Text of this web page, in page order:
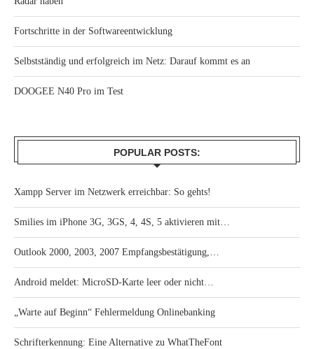
Fortschritte in der Softwareentwicklung
Selbstständig und erfolgreich im Netz: Darauf kommt es an
DOOGEE N40 Pro im Test
POPULAR POSTS:
Xampp Server im Netzwerk erreichbar: So gehts!
Smilies im iPhone 3G, 3GS, 4, 4S, 5 aktivieren mit…
Outlook 2000, 2003, 2007 Empfangsbestätigung,…
Android meldet: MicroSD-Karte leer oder nicht…
„Warte auf Beginn“ Fehlermeldung Onlinebanking
Schrifterkennung: Eine Alternative zu WhatTheFont